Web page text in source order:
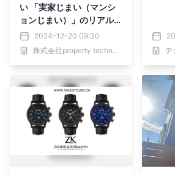
い 「実家じまい（マンシ
ョンじまい）」のリアルな
数字｜property technolo
gies
2024-12-20 09:30
株式会社property technologies
テ